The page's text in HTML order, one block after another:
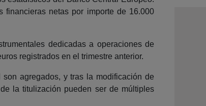
financieras netas por importe de 16.000
dedicadas a operaciones de
registrados en el trimestre anterior.
agregados, y tras la modificación de
la titulización pueden ser de múltiples